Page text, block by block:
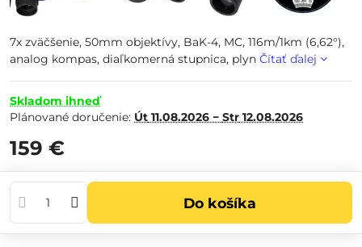
7x zväčšenie, 50mm objektívy, BaK-4, MC, 116m/1km (6,62°),
analog kompas, diaľkomerná stupnica, plyn Čítať ďalej
Skladom ihneď
Plánované doručenie: Út 11.08.2026 − Str 12.08.2026
159 €
Do košíka